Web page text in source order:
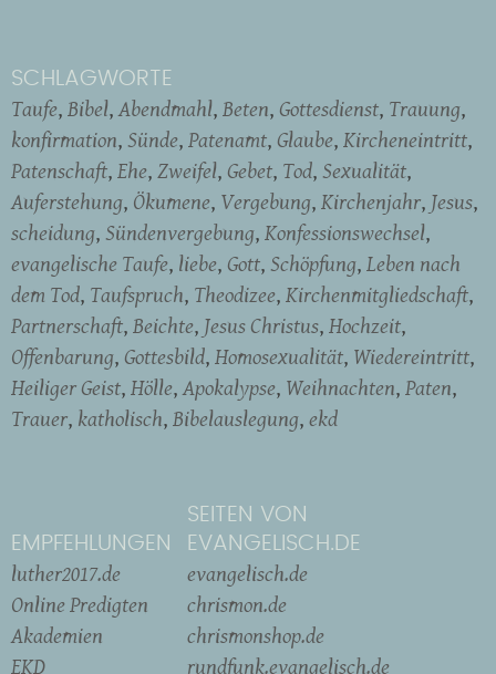
SCHLAGWORTE
Taufe Bibel Abendmahl Beten Gottesdienst Trauung
konfirmation Sünde Patenamt Glaube Kircheneintritt
Patenschaft Ehe Zweifel Gebet Tod Sexualität
Auferstehung Ökumene Vergebung Kirchenjahr Jesus
scheidung Sündenvergebung Konfessionswechsel
evangelische Taufe liebe Gott Schöpfung Leben nach
dem Tod Taufspruch Theodizee Kirchenmitgliedschaft
Partnerschaft Beichte Jesus Christus Hochzeit
Offenbarung Gottesbild Homosexualität Wiedereintritt
Heiliger Geist Hölle Apokalypse Weihnachten Paten
Trauer katholisch Bibelauslegung ekd
EMPFEHLUNGEN
luther2017.de
Online Predigten
Akademien
EKD
SEITEN VON
EVANGELISCH.DE
evangelisch.de
chrismon.de
chrismonshop.de
rundfunk.evangelisch.de